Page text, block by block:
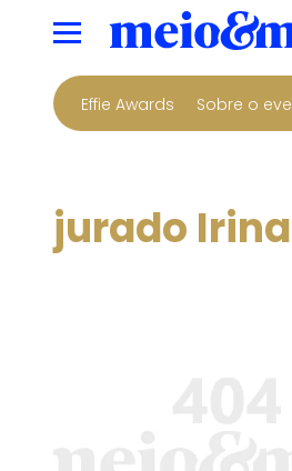
Effie Awards Sobre o
jurado